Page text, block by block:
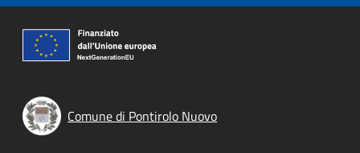
Comune di Pontirolo Nuovo